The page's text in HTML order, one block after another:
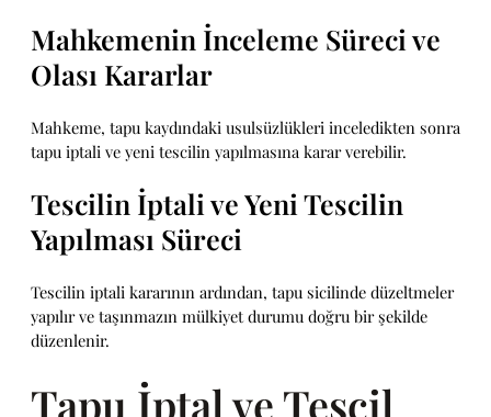
Mahkemenin İnceleme Süreci ve
Olası Kararlar
Mahkeme, tapu kaydındaki usulsüzlükleri inceledikten sonra
tapu iptali ve yeni tescilin yapılmasına karar verebilir.
Tescilin İptali ve Yeni Tescilin
Yapılması Süreci
Tescilin iptali kararının ardından, tapu sicilinde düzeltmeler
yapılır ve taşınmazın mülkiyet durumu doğru bir şekilde
düzenlenir.
Tapu İptal ve Tescil